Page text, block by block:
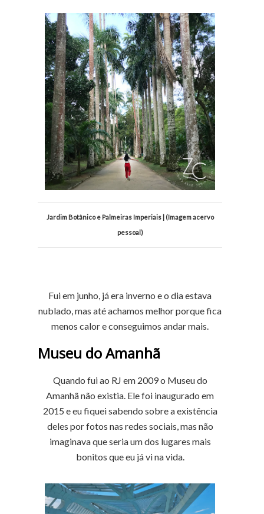
Jardim Botânico e Palmeiras Imperiais | (Imagem acervo
pessoal)
Fui em junho, já era inverno e o dia estava
nublado, mas até achamos melhor porque fica
menos calor e conseguimos andar mais.
Museu do Amanhã
Quando fui ao RJ em 2009 o Museu do
Amanhã não existia. Ele foi inaugurado em
2015 e eu fiquei sabendo sobre a existência
deles por fotos nas redes sociais, mas não
imaginava que seria um dos lugares mais
bonitos que eu já vi na vida.